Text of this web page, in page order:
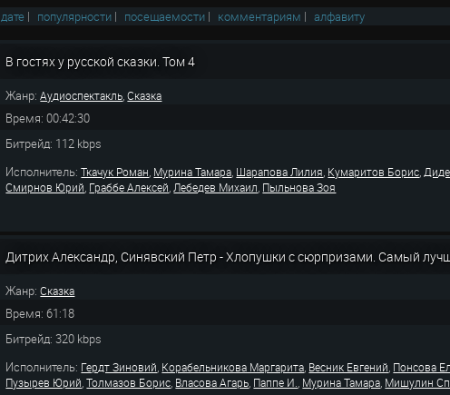
дате | популярности | посещаемости | комментариям | алфавиту
В гостях у русской сказки. Том 4
Жанр:Аудиоспектакль,Сказка
Время: 00:42:30
Битрейд: 112 kbps
Исполнитель:Ткачук Роман, Мурина Тамара, Шарапова Лилия, Кумаритов Борис,
Смирнов Юрий, Граббе Алексей,Лебедев Михаил, Пыльнова Зоя
Дитрих Александр, Синявский Петр - Хлопушки с сюрпризами. Самый
Жанр:Сказка
Время: 61:18
Битрейд: 320 kbps
Исполнитель: Гердт Зиновий, Корабельникова Маргарита, Весник Евгений, Понсова
Пузырев Юрий,Толмазов Борис, Власова Агарь, Паппе И. , Мурина Тамара, Мишулин